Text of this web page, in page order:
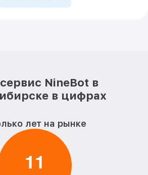
NineBot в
в цифрах
лет на рынке
11